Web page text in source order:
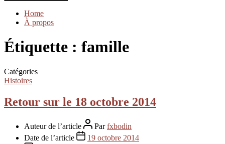
Home
À propos
Étiquette : famille
Catégories
Histoires
Retour sur le 18 octobre 2014
Auteur de l’article Parfxbodin
Date de l’article
19 octobre 2014